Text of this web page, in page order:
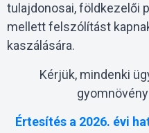
tulajdonosai, földkezelői
mellett felszólítást
kaszálására.
Kérjük, mindenki
Értesítés a 2026. évi